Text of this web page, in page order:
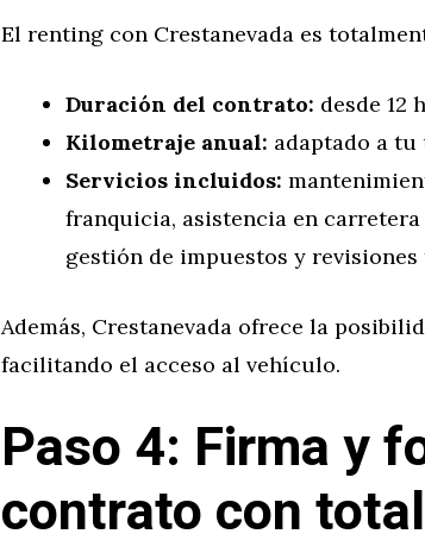
El renting con Crestanevada es
Duración del contrato: desde 12
Kilometraje anual: adaptado a tu
Servicios incluidos:
franquicia, asistencia en
gestión de impuestos y revisiones
Además, Crestanevada ofrece la
facilitando el acceso al vehículo.
Paso 4: Firma y
contrato con